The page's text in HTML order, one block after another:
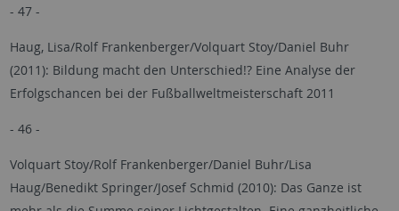
- 47 -
Haug, Lisa/Rolf Frankenberger/Volquart Stoy/Daniel Buhr
(2011): Bildung macht den Unterschied!? Eine Analyse der
Erfolgschancen bei der Fußballweltmeisterschaft 2011
- 46 -
Volquart Stoy/Rolf Frankenberger/Daniel Buhr/Lisa
Haug/Benedikt Springer/Josef Schmid (2010): Das Ganze ist